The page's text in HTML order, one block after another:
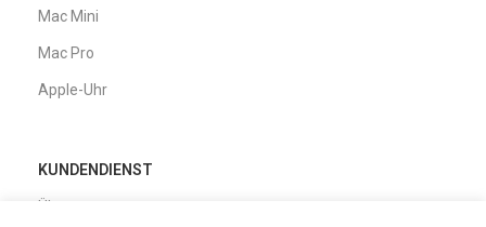
Mac Mini
Mac Pro
Apple-Uhr
KUNDENDIENST
Über uns